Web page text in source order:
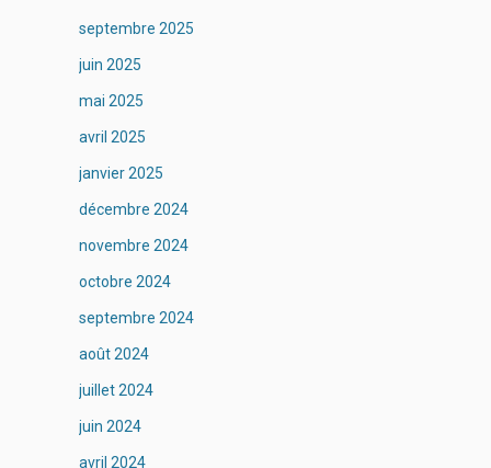
septembre 2025
juin 2025
mai 2025
avril 2025
janvier 2025
décembre 2024
novembre 2024
octobre 2024
septembre 2024
août 2024
juillet 2024
juin 2024
avril 2024